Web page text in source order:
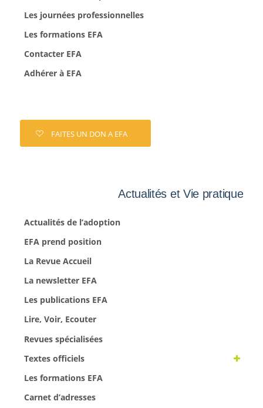
Les journées professionnelles
Les formations EFA
Contacter EFA
Adhérer à EFA
FAITES UN DON A EFA
Actualités et Vie pratique
Actualités de l’adoption
EFA prend position
La Revue Accueil
La newsletter EFA
Les publications EFA
Lire, Voir, Ecouter
Revues spécialisées
Textes officiels
Les formations EFA
Carnet d’adresses